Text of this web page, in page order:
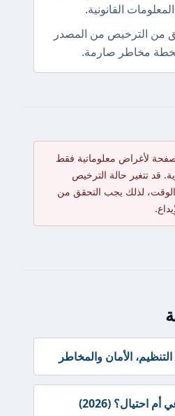
القانونية.
من الترخيص من المصدر
بخطة مخاطر صارمة.
لأغراض معلوماتية فقط
قد تتغير حالة الترخيص
الوقت، لذلك يجب التحقق من